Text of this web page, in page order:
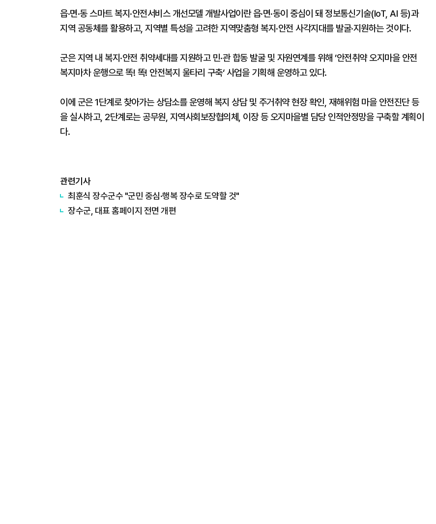
읍·면·동 스마트 복지·안전서비스 개선모델 개발사업이란 읍·면·동이 중심이 돼 정보통신기술(IoT, AI 등)과
지역 공동체를 활용하고, 지역별 특성을 고려한 지역맞춤형 복지·안전 사각지대를 발굴·지원하는 것이다.
군은 지역 내 복지·안전 취약세대를 지원하고 민·관 합동 발굴 및 자원연계를 위해 ’안전취약 오지마을 안전
복지마차 운행으로 똑! 똑! 안전복지 울타리 구축‘ 사업을 기획해 운영하고 있다.
이에 군은 1단계로 찾아가는 상담소를 운영해 복지 상담 및 주거취약 현장 확인, 재해위험 마을 안전진단 등
을 실시하고, 2단계로는 공무원, 지역사회보장협의체, 이장 등 오지마을별 담당 인적안정망을 구축할 계획이
다.
관련기사
최훈식 장수군수 "군민 중심·행복 장수로 도약할 것"
장수군, 대표 홈페이지 전면 개편